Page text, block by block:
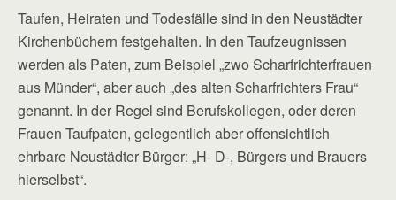
Taufen, Heiraten und Todesfälle sind in den Neustädter
Kirchenbüchern festgehalten. In den Taufzeugnissen
werden als Paten, zum Beispiel „zwo Scharfrichterfrauen
aus Münder“, aber auch „des alten Scharfrichters Frau“
genannt. In der Regel sind Berufskollegen, oder deren
Frauen Taufpaten, gelegentlich aber offensichtlich
ehrbare Neustädter Bürger: „H- D-, Bürgers und Brauers
hierselbst“.